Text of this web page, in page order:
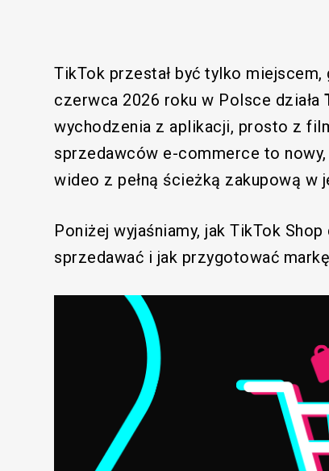
TikTok przestał być tylko
czerwca 2026 roku w Polsce działa
wychodzenia z aplikacji, prosto z
sprzedawców e-commerce to nowy,
wideo z pełną ścieżką zakupową w
Poniżej wyjaśniamy, jak TikTok
sprzedawać i jak przygotować markę